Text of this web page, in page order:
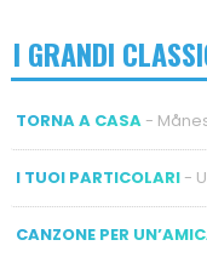
I GRANDI
TORNA A CASA-
I TUOI PARTICOLARI-
CANZONE PER